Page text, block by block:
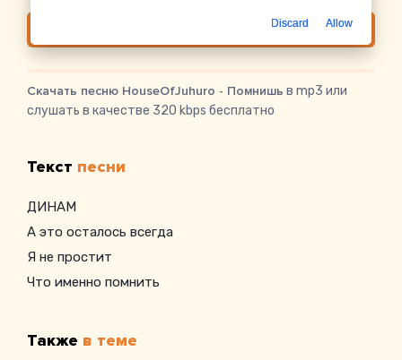
Скачать песню HouseOfJuhuro - Помнишь в mp3 или
слушать в качестве 320 kbps бесплатно
Текст песни
ДИНАМ
А это осталось всегда
Я не простит
Что именно помнить
Также в теме
Discard Allow